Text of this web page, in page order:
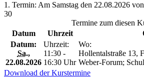
1. Termin: Am Samstag den 22.08.2026
30
Termine zum diesen
Datum
Uhrzeit
Datum:
Sa.,
22.08.2026
Uhrzeit:
11:30 -
16:30 Uhr
Wo:
Hollentalstraße 13,
Weber-Forum;
Download der Kurstermine